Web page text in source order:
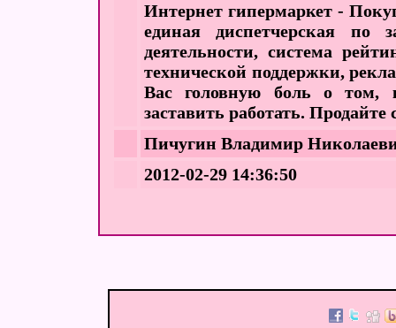
Интернет гипермаркет -
единая диспетчерская по
деятельности, система
технической поддержки,
Вас головную боль о том,
заставить работать.
Пичугин Владимир
2012-02-29 14:36:50